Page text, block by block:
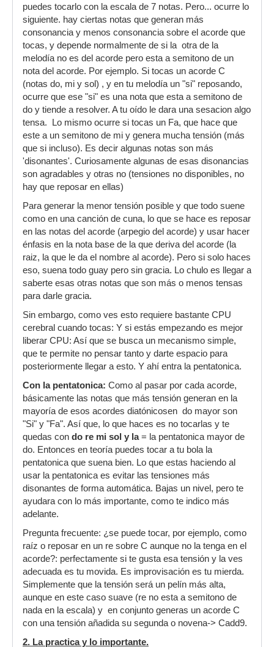
puedes tocarlo con la escala de 7 notas. Pero... ocurre lo
siguiente. hay ciertas notas que generan más
consonancia y menos consonancia sobre el acorde que
tocas, y depende normalmente de si la otra de la
melodía no es del acorde pero esta a semitono de un
nota del acorde. Por ejemplo. Si tocas un acorde C
(notas do, mi y sol) , y en tu melodía un "si" reposando,
ocurre que ese "si" es una nota que esta a semitono de
do y tiende a resolver. A tu oído le dara una sesacion algo
tensa. Lo mismo ocurre si tocas un Fa, que hace que
este a un semitono de mi y genera mucha tensión (más
que si incluso). Es decir algunas notas son más
'disonantes'. Curiosamente algunas de esas disonancias
son agradables y otras no (tensiones no disponibles, no
hay que reposar en ellas)
Para generar la menor tensión posible y que todo suene
como en una canción de cuna, lo que se hace es reposar
en las notas del acorde (arpegio del acorde) y usar hacer
énfasis en la nota base de la que deriva del acorde (la
raiz, la que le da el nombre al acorde). Pero si solo haces
eso, suena todo guay pero sin gracia. Lo chulo es llegar a
saberte esas otras notas que son más o menos tensas
para darle gracia.
Sin embargo, como ves esto requiere bastante CPU
cerebral cuando tocas: Y si estás empezando es mejor
liberar CPU: Así que se busca un mecanismo simple,
que te permite no pensar tanto y darte espacio para
posteriormente llegar a esto. Y ahí entra la pentatonica.
Con la pentatonica: Como al pasar por cada acorde,
básicamente las notas que más tensión generan en la
mayoría de esos acordes diatónicosen do mayor son
"Si" y "Fa". Así que, lo que haces es no tocarlas y te
quedas con do re mi sol y la= la pentatonica mayor de
do. Entonces en teoría puedes tocar a tu bola la
pentatonica que suena bien. Lo que estas haciendo al
usar la pentatonica es evitar las tensiones más
disonantes de forma automática. Bajas un nivel, pero te
ayudara con lo más importante, como te indico más
adelante.
Pregunta frecuente: ¿se puede tocar, por ejemplo, como
raíz o reposar en un re sobre C aunque no la tenga en el
acorde?: perfectamente si te gusta esa tensión y la ves
adecuada es tu movida. Es improvisación es tu mierda.
Simplemente que la tensión será un pelín más alta,
aunque en este caso suave (re no esta a semitono de
nada en la escala) y en conjunto generas un acorde C
con una tensión añadida su segunda o novena-> Cadd9.
2. La practica y lo importante.